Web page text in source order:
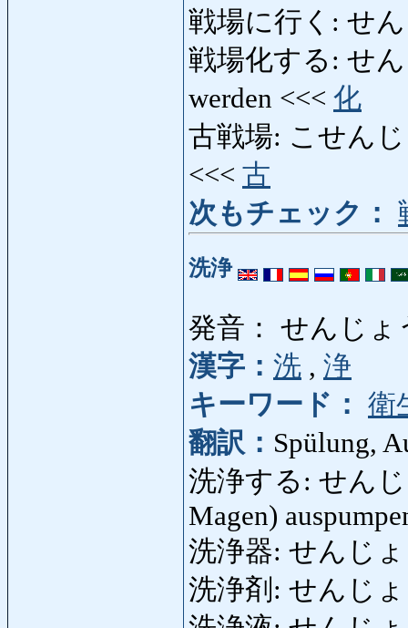
戦場に行く: せ
戦場化する: せ
werden <<< 化
古戦場: こせん
<<< 古
次もチェック：
洗浄
発音： せんじょ
漢字： 洗 , 浄
キーワード： 衛
翻訳： Spülung,
洗浄する: せんじ
Magen)
洗浄器: せんじ
洗浄剤: せんじ